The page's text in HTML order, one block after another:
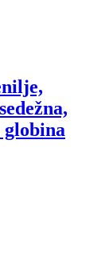
globina